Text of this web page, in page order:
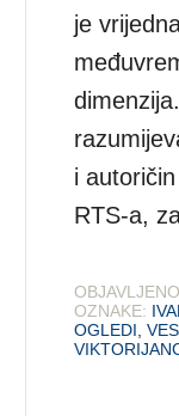
je
i
RTS-a,
OZNAKE:
OGLEDI ,